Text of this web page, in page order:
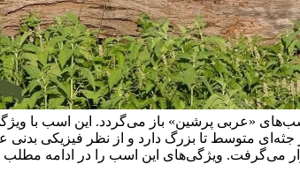
«عربی پرشین» باز می‌گردد. این اسب با
جثه‌ای متوسط تا بزرگ دارد و از نظر فیزیکی
می‌گرفت. ویژگی‌های این اسب را در ادامه مطلب